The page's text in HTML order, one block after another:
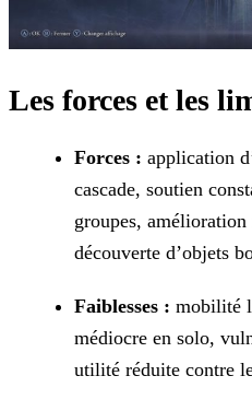
Les forces et les
Forces : application
cascade, soutien
groupes, amélioration
découverte d’objets
Faiblesses : mobilité
médiocre en solo,
utilité réduite contre